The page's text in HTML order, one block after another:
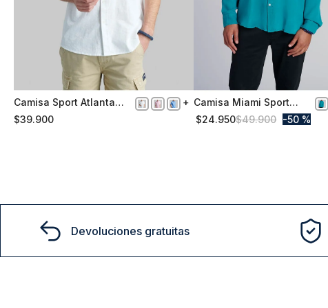
M
Camisa Sport Atlanta
White
$39.900
S
Camisa Miami Sport
Lyocell Fj Dk River
$24.950$49.900 50 %
Devoluciones gratuitas